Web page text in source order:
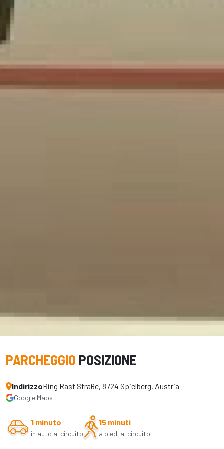
PARCHEGGIO POSIZIONE
IndirizzoRing Rast Straße, 8724 Spielberg, Austria
Google Maps
1 minuto
in auto al circuito
15 minuti
a piedi al circuito